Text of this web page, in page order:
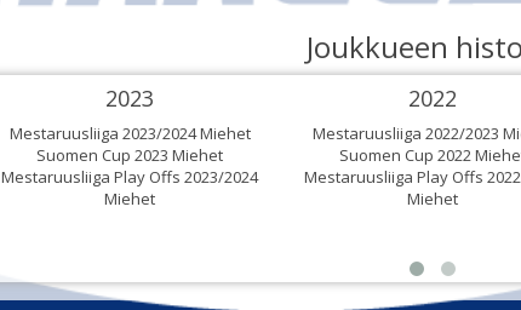
Joukkueen
2023
Mestaruusliiga 2023/2024 Miehet
Suomen Cup 2023 Miehet
Mestaruusliiga Play Offs 2023/2024
Miehet
2022
Mestaruusliiga 2022/2023
Suomen Cup 2022
Mestaruusliiga Play Offs
Miehet